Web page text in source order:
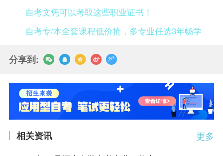
自考文凭可以考取这些职业证书！
自考专/本全套课程低价抢，多专业任选3年畅学
分享到:
更多
相关资讯